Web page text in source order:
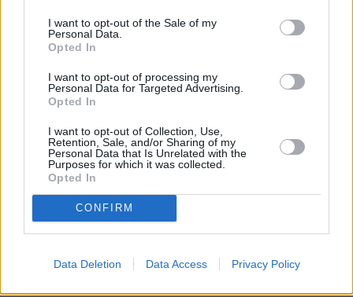
I want to opt-out of the Sale of my
Personal Data.
Opted In
I want to opt-out of processing my
Personal Data for Targeted Advertising.
Opted In
I want to opt-out of Collection, Use,
Retention, Sale, and/or Sharing of my
Personal Data that Is Unrelated with the
Purposes for which it was collected.
Opted In
CONFIRM
Data Deletion Data Access Privacy Policy